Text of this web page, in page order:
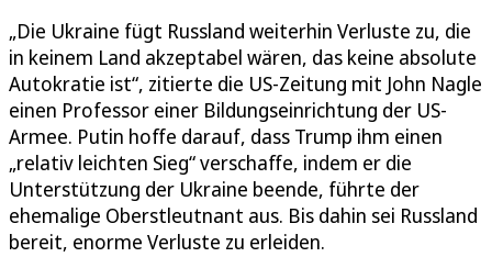
„Die Ukraine fügt Russland weiterhin Verluste zu, die
in keinem Land akzeptabel wären, das keine absolute
Autokratie ist“, zitierte die US-Zeitung mit John Nagle
einen Professor einer Bildungseinrichtung der US-
Armee. Putin hoffe darauf, dass Trump ihm einen
„relativ leichten Sieg“ verschaffe, indem er die
Unterstützung der Ukraine beende, führte der
ehemalige Oberstleutnant aus. Bis dahin sei Russland
bereit, enorme Verluste zu erleiden.